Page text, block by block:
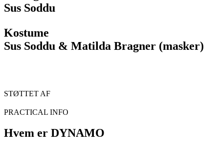
Sus Soddu
Kostume
Sus Soddu & Matilda Bragner (masker)
STØTTET AF
PRACTICAL INFO
Hvem er DYNAMO